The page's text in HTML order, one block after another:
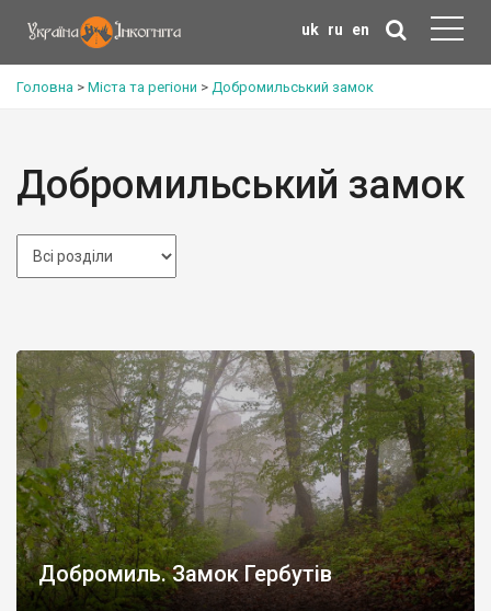
uk ru en
Головна > Міста та регіони > Добромильський замок
Добромильський замок
Добромиль. Замок Гербутів